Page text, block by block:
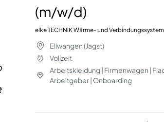
(m/w/d)
elke TECHNIK Wärme- und
Ellwangen (Jagst)
Vollzeit
Arbeitskleidung | Firmenwagen |
Arbeitgeber | Onboarding